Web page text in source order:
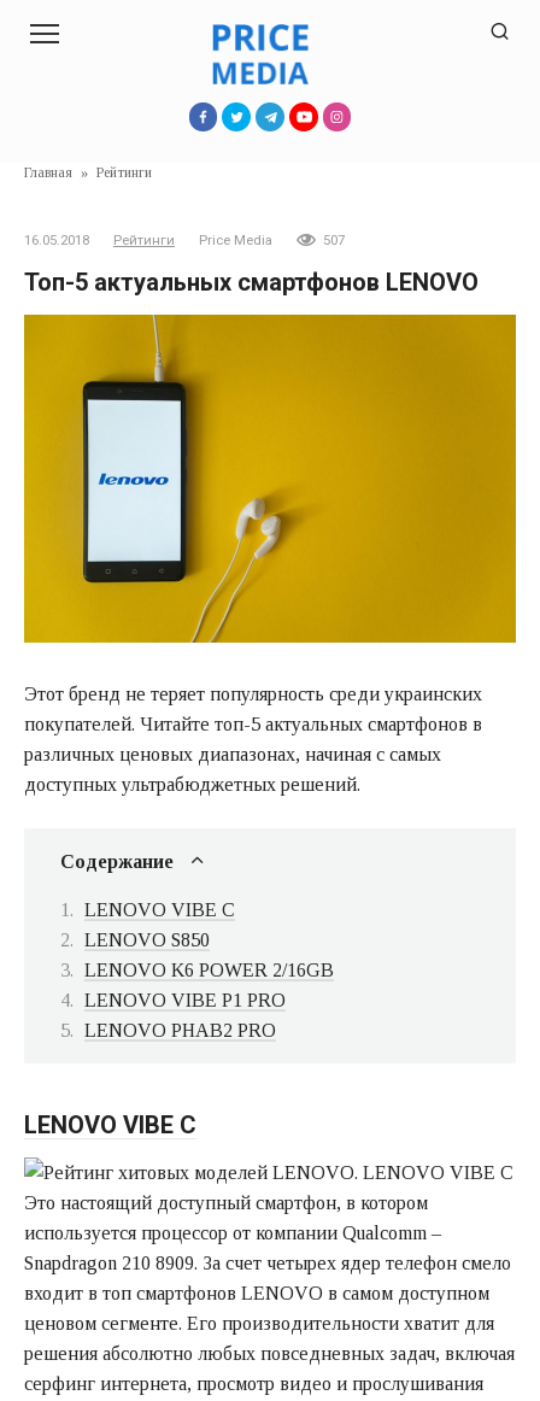
Главная » Рейтинги
16.05.2018 Рейтинги Price Media 507
Топ-5 актуальных смартфонов LENOVO
Этот бренд не теряет популярность среди украинских
покупателей. Читайте топ-5 актуальных смартфонов в
различных ценовых диапазонах, начиная с самых
доступных ультрабюджетных решений.
Содержание
LENOVO VIBE C
LENOVO S850
LENOVO K6 POWER 2/16GB
LENOVO VIBE P1 PRO
LENOVO PHAB2 PRO
LENOVO VIBE C
Это настоящий доступный смартфон, в котором
используется процессор от компании Qualcomm –
Snapdragon 210 8909. За счет четырех ядер телефон смело
входит в топ смартфонов LENOVO в самом доступном
ценовом сегменте. Его производительности хватит для
решения абсолютно любых повседневных задач, включая
серфинг интернета, просмотр видео и прослушивания